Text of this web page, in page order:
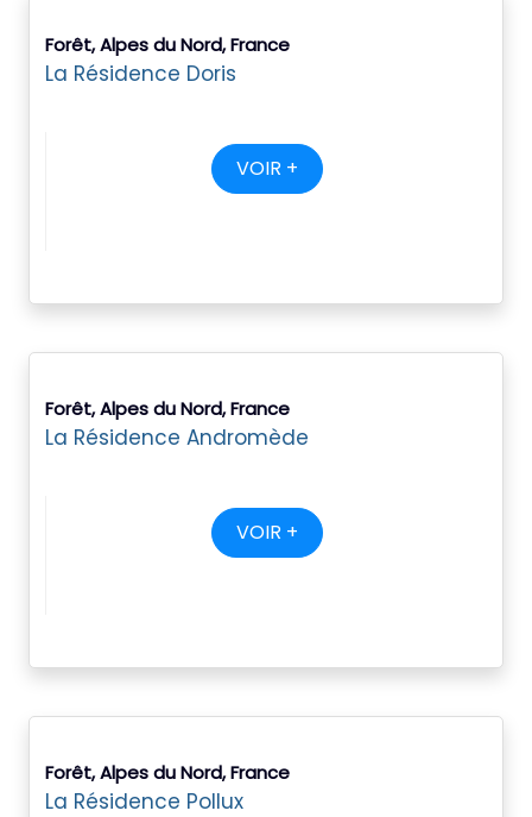
Forêt, Alpes du Nord, France
La Résidence Doris
VOIR +
Forêt, Alpes du Nord, France
La Résidence Andromède
VOIR +
Forêt, Alpes du Nord, France
La Résidence Pollux